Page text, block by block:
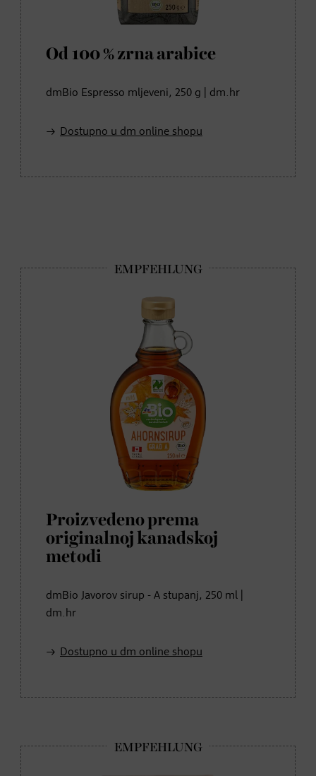
Od 100 % zrna arabice
dmBio Espresso mljeveni, 250 g | dm.hr
Dostupno u dm online shopu
Proizvedeno prema
originalnoj kanadskoj
metodi
dmBio Javorov sirup - A stupanj, 250 ml |
dm.hr
Dostupno u dm online shopu